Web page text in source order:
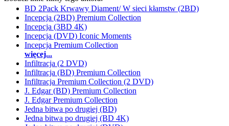
BD 2Pack Krwawy Diament/ W sieci kłamstw (2BD)
Incepcja (2BD) Premium Collection
Incepcja (3BD 4K)
Incepcja (DVD) Iconic Moments
Incepcja Premium Collection
więcej...
Infiltracja (2 DVD)
Infiltracja (BD) Premium Collection
Infiltracja Premium Collection (2 DVD)
J. Edgar (BD) Premium Collection
J. Edgar Premium Collection
Jedna bitwa po drugiej (BD)
Jedna bitwa po drugiej (BD 4K)